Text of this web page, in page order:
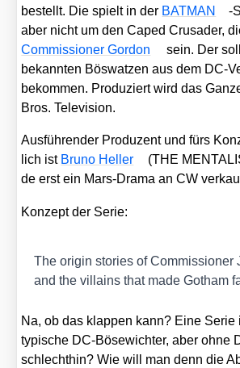
bestellt. Die spielt in der BATMAN
-
aber nicht um den Caped Cru­sader,
Com­mis­sio­ner Gor­don
sein. Der
bekann­ten Bös­wat­zen aus dem DC-
bekom­men. Pro­du­ziert wird das
Bros. Tele­vi­si­on.
Aus­füh­ren­der Pro­du­zent und fürs
lich ist Bru­no Hel­ler
(THE
de erst ein Mars-Dra­ma an CW
Kon­zept der Serie:
The ori­gin sto­ries of Com­mis­sio­ner
and the vil­lains that made Got­ham
Na, ob das klap­pen kann? Eine Serie
typi­sche DC-Böse­wich­ter, aber ohne
schlecht­hin? Wie will man denn die